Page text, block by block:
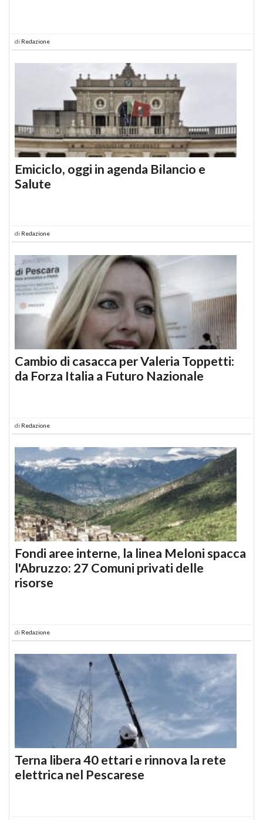
di Redazione
Emiciclo, oggi in agenda Bilancio e
Salute
di Redazione
Cambio di casacca per Valeria Toppetti:
da Forza Italia a Futuro Nazionale
di Redazione
Fondi aree interne, la linea Meloni spacca
l'Abruzzo: 27 Comuni privati delle
risorse
di Redazione
Terna libera 40 ettari e rinnova la rete
elettrica nel Pescarese